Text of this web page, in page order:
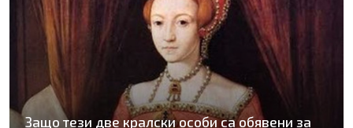
Защо тези две кралски особи са обявени за